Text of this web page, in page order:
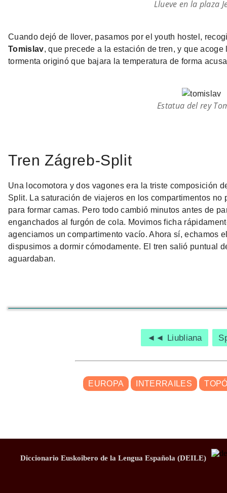
Llueve en la plaza
Cuando dejó de llover, pasamos por el youth hostel,
Tomislav, que precede a la estación de tren, y que
tormenta originó que bajara la temperatura de forma
Estatua del rey
Tren Zágreb-Split
Una locomotora y dos vagones era la triste composición
Split. La saturación de viajeros en los compartimentos
para formar camas. Pero todo cambió minutos antes de
enganchados al furgón de cola. Movimos ficha
agenciamos un compartimento vacío. Ahora sí, echamos
dispusimos a dormir cómodamente. El tren salió puntual
aguardaban.
◄◄ Liubliana
EUROPA INTERRAILES
Diccionario Euskoibero de la Lengua Española (DEILE)